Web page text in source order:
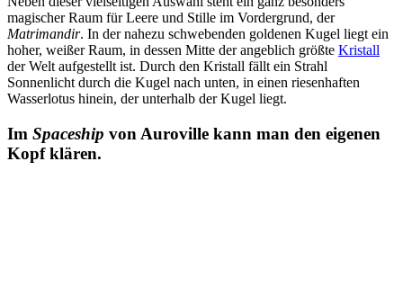
magischer Raum für Leere und Stille im Vordergrund, der
Matrimandir. In der nahezu schwebenden goldenen Kugel liegt ein
hoher, weißer Raum, in dessen Mitte der angeblich größte Kristall
der Welt aufgestellt ist. Durch den Kristall fällt ein Strahl
Sonnenlicht durch die Kugel nach unten, in einen riesenhaften
Wasserlotus hinein, der unterhalb der Kugel liegt.
Im Spaceship von Auroville kann man den eigenen
Kopf klären.